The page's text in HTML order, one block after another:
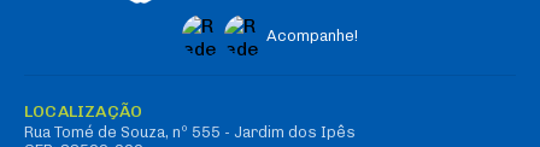
Acompanhe!
LOCALIZAÇÃO
Rua Tomé de Souza, nº 555 - Jardim dos Ipês